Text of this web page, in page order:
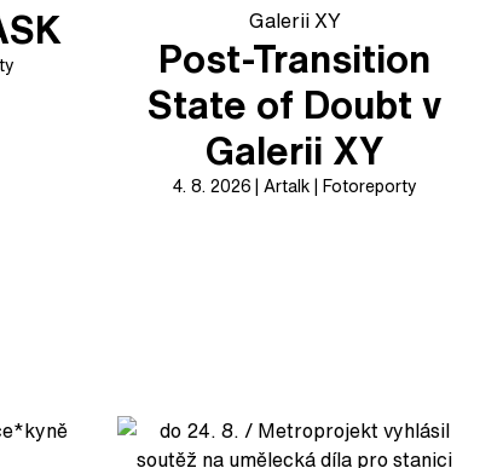
Post-Transition
State of Doubt v
Galerii XY
4. 8. 2026 Artalk Fotoreporty